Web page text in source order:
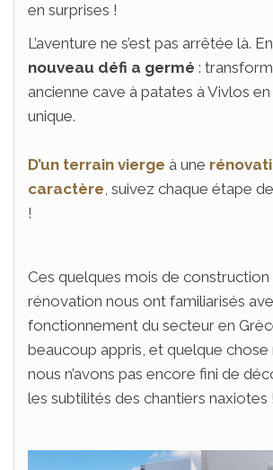
en surprises !
L’aventure ne s’est pas arrêtée là.
nouveau défi a germé :
ancienne cave à patates à Vivlos
unique.
D’un terrain vierge à une
caractère, suivez chaque étape
!
Ces quelques mois de construction
rénovation nous ont familiarisés
fonctionnement du secteur en
beaucoup appris, et quelque chose
nous n’avons pas encore fini de
les subtilités des chantiers naxiotes !